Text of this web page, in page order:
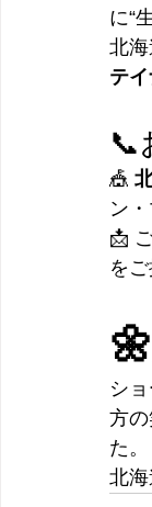
に“
北
テイ
📞
🎪
ン
📩
をご
シ
方
た。
北